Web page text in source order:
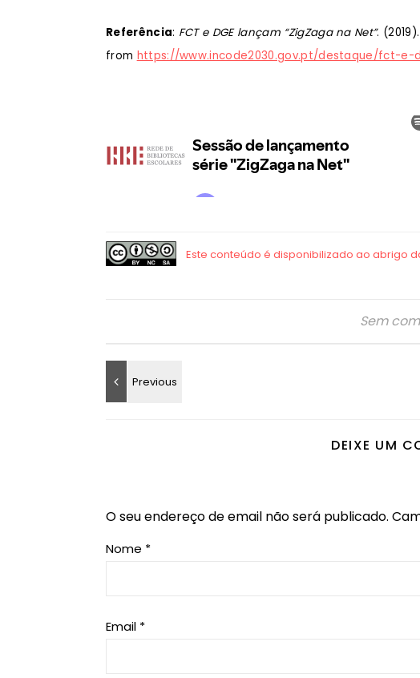
Referência: FCT e DGE lançam “ZigZaga na Net”. (2019).
from https://www.incode2030.gov.pt/destaque/fct-
Sem
DEIXE UM
O seu endereço de email não será publicado.
Nome *
Email *